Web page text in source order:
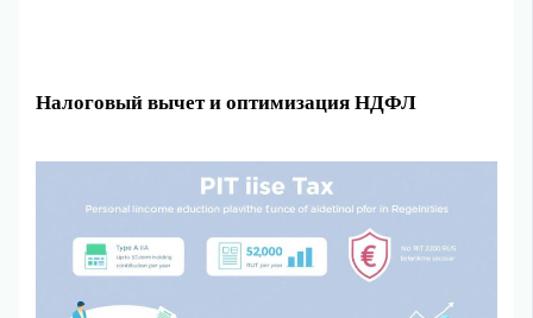
Налоговый вычет и оптимизация НДФЛ